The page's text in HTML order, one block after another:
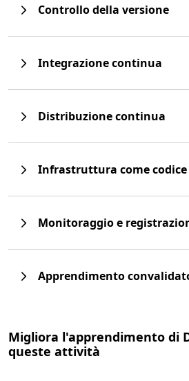
Controllo della versione
Integrazione continua
Distribuzione continua
Infrastruttura come codice
Monitoraggio e
Apprendimento
Migliora l'apprendimento di
queste attività